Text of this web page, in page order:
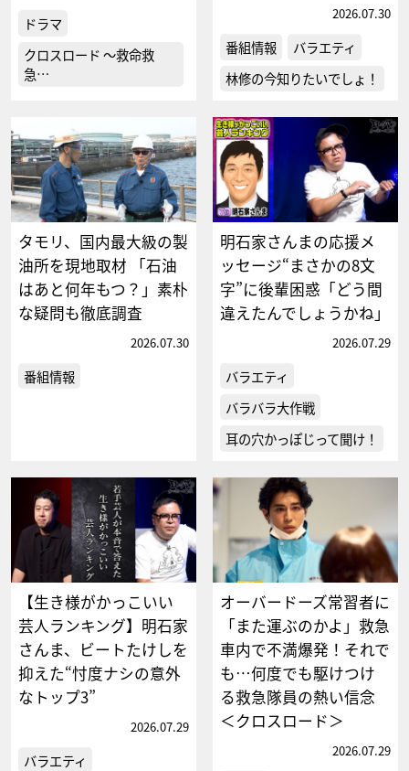
ドラマ
クロスロード ～救命救
急…
2026.07.30
番組情報
バラエティ
林修の今知りたいでしょ！
タモリ、国内最大級の製
油所を現地取材 「石油
はあと何年もつ？」素朴
な疑問も徹底調査
2026.07.30
番組情報
明石家さんまの応援メ
ッセージ“まさかの8文
字”に後輩困惑「どう間
違えたんでしょうかね」
2026.07.29
バラエティ
バラバラ大作戦
耳の穴かっぽじって聞け！
【生き様がかっこいい
芸人ランキング】明石家
さんま、ビートたけしを
抑えた“忖度ナシの意外
なトップ3”
2026.07.29
バラエティ
オーバードーズ常習者に
「また運ぶのかよ」救急
車内で不満爆発！それで
も…何度でも駆けつけ
る救急隊員の熱い信念
＜クロスロード＞
2026.07.29